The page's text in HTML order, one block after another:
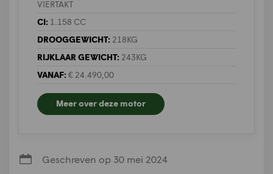
VIERTAKT
CI: 1.158 CC
DROOGGEWICHT: 218KG
RIJKLAAR GEWICHT: 243KG
VANAF: € 24.490,00
Meer over deze motor
Geschreven op 30 mei 2024